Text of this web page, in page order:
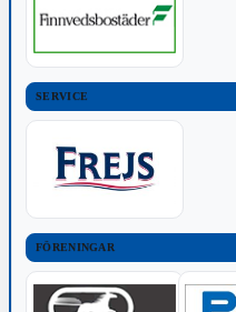
SERVICE
FÖRENINGAR